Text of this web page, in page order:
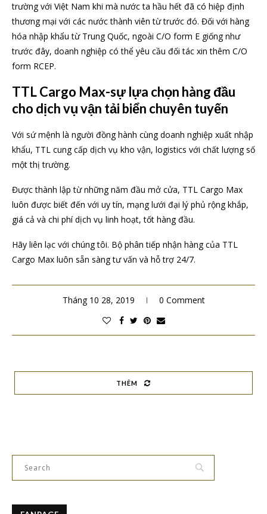
trường với Việt Nam khi mà nước ta hầu hết đã có hiệp định
thương mại với các nước thành viên từ trước đó. Đối với hàng
hóa nhập khẩu từ Trung Quốc, ngoài C/O form E giống như
trước đây, doanh nghiệp có thể yêu cầu đối tác xin thêm C/O
form RCEP.
TTL Cargo Max-sự lựa chọn hàng đầu
cho dịch vụ vận tải biển chuyên tuyến
Với sứ mệnh là người đồng hành cùng doanh nghiệp xuất nhập
khẩu, TTL cung cấp dịch vụ kho vận, logistics với chất lượng số
một thị trường.
Được thành lập từ những năm đầu mở cửa, TTL Cargo Max
luôn được biết đến với uy tín, mạng lưới đại lý phủ rộng khắp,
giá cả và chi phí dịch vụ linh hoạt, tốt hàng đầu.
Hãy liên lạc với chúng tôi. Bộ phân tiếp nhận hàng của TTL
Cargo Max luôn sẵn sàng tư vấn và hỗ trợ 24/7.
Tháng 10 28, 2019 0 Comment
THÊM